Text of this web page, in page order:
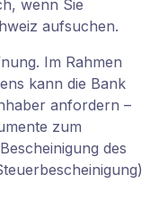
wenn Sie
aufsuchen.
Im Rahmen
kann die Bank
anfordern –
zum
des